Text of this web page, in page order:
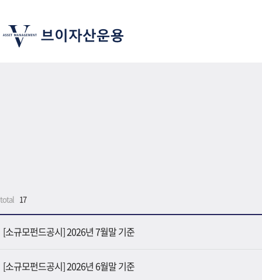
total 17
[소규모펀드공시] 2026년 7월말 기준
[소규모펀드공시] 2026년 6월말 기준